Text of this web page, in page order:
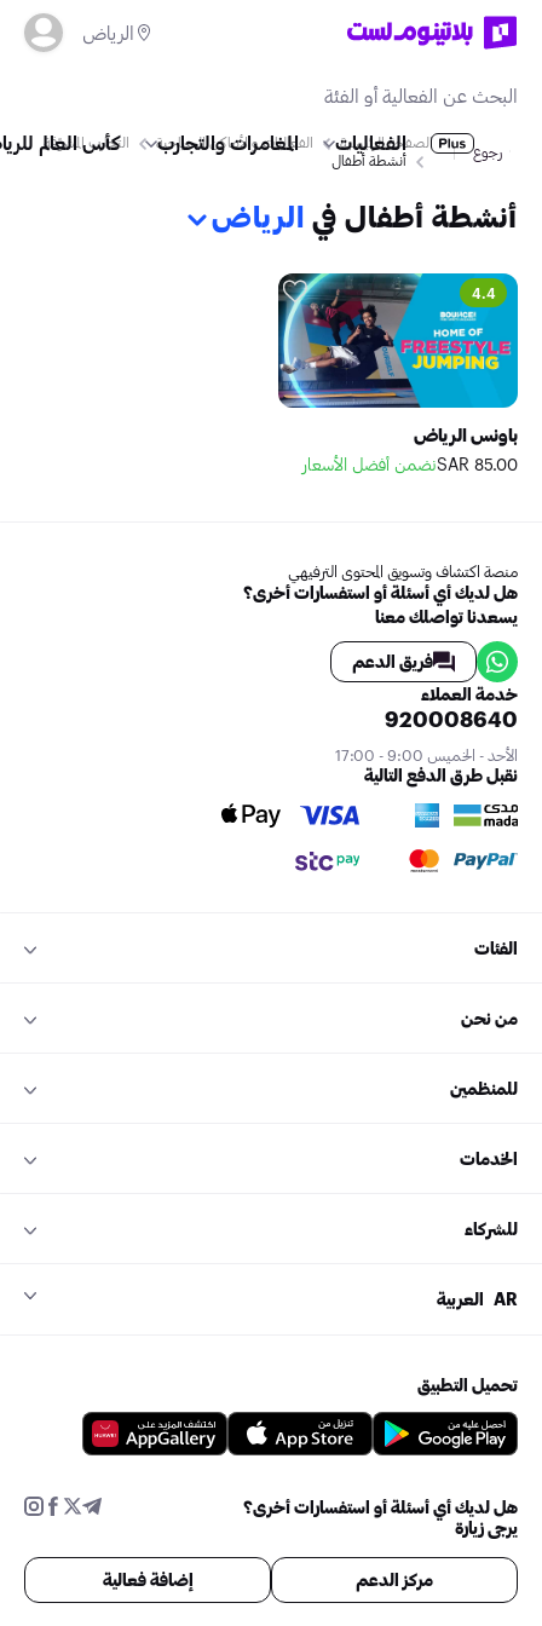
الرياض
الفعاليات المغامرات والتجارب كأس العالم رجوع
الصفحة الرئيسية الفعاليات والأماكن السياحية
التجارب المشوّقة
أنشطة أطفال
أنشطة أطفال في الرياض
4.4
باونس الرياض
85.00 SAR نضمن أفضل الأسعار
منصة اكتشاف وتسويق المحتوى الترفيهي
هل لديك أي أسئلة أو استفسارات أخرى؟
يسعدنا تواصلك معنا
فريق الدعم
خدمة العملاء
920008640
الأحد - الخميس 9:00 - 17:00
نقبل طرق الدفع التالية
الفئات
من نحن
للمنظمين
الخدمات
للشركاء
AR العربية
تحميل التطبيق
هل لديك أي أسئلة أو استفسارات أخرى؟
يرجى زيارة
مركز الدعم إضافة فعالية